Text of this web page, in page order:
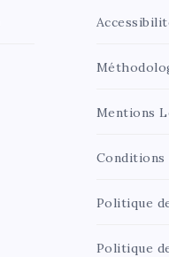
Mentions
Conditions
Politique
Politique